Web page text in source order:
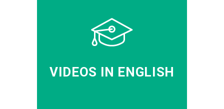
VIDEOS IN ENGLISH